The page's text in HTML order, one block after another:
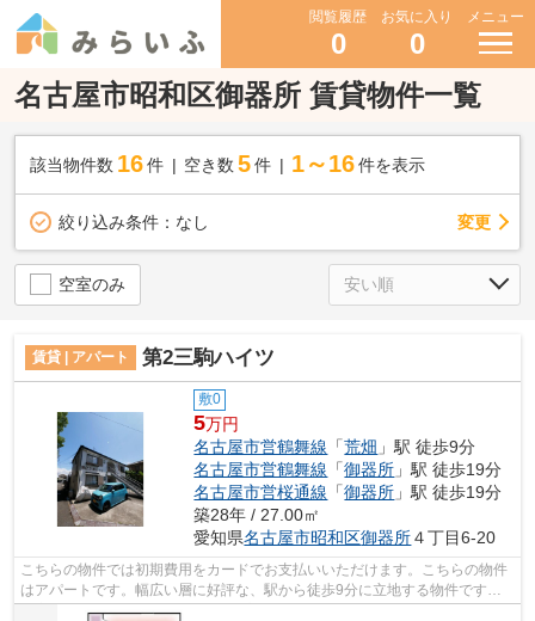
閲覧履歴
0
お気に入り
0
メニュー
名古屋市昭和区御器所 賃貸物件一覧
該当物件数 16件 空き数 5 件 1～16 件を表示
絞り込み条件： なし 変更
空室のみ
賃貸 | アパート 第2三駒ハイツ
敷0
5万円
名古屋市営鶴舞線 「荒畑 」駅 徒歩9分
名古屋市営鶴舞線 「御器所 」駅 徒歩19分
名古屋市営桜通線 「御器所 」駅 徒歩19分
築28年 / 27.00㎡
愛知県名古屋市昭和区御器所４丁目6-20
こちらの物件では初期費用をカードでお支払いいただけます。こちらの物件
はアパートです。幅広い層に好評な、駅から徒歩9分に立地する物件です。
自宅から2駅利用できる、利便性の高い...